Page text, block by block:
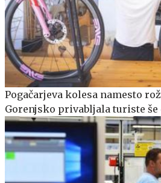
Pogačarjeva kolesa namesto
Gorenjsko privabljala turiste še